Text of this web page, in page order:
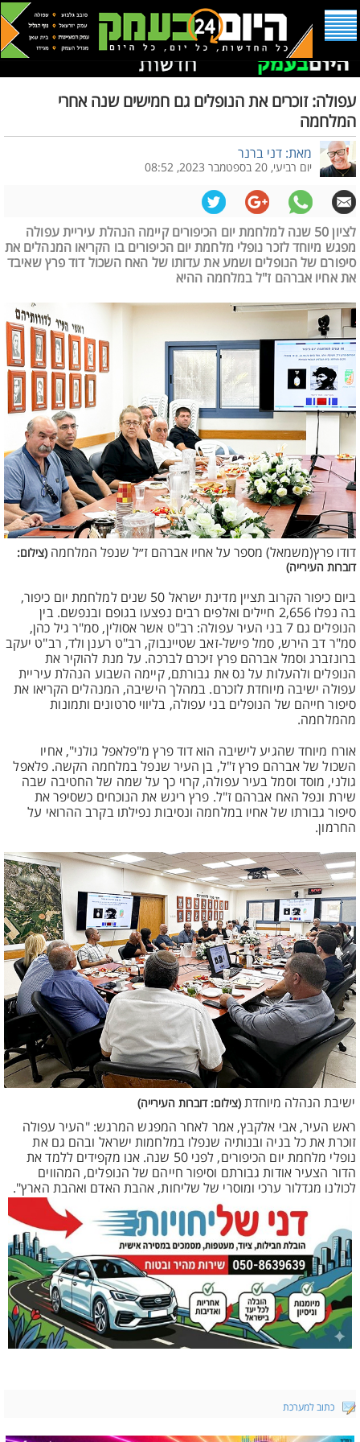
עפולה: זוכרים את הנופלים גם חמישים שנה אחרי
המלחמה
מאת: דני ברנר
יום רביעי, 20 בספטמבר 2023, 08:52
לציון 50 שנה למלחמת יום הכיפורים קיימה הנהלת עיריית עפולה
מפגש מיוחד לזכר נופלי מלחמת יום הכיפורים בו הקריאו המנהלים את
סיפורם של הנופלים ושמע את עדותו של האח השכול דוד פרץ שאיבד
את אחיו אברהם ז"ל במלחמה ההיא
דודו פרץ(משמאל) מספר על אחיו אברהם ז״ל שנפל המלחמה (צילום:
דוברות העירייה)
ביום כיפור הקרוב תציין מדינת ישראל 50 שנים למלחמת יום כיפור,
בה נפלו 2,656 חיילים ואלפים רבים נפצעו בגופם ובנפשם. בין
הנופלים גם 7 בני העיר עפולה: רב"ט אשר אסולין, סמ"ר גיל כהן,
סמ"ר דב הירש, סמל פישל-זאב שטיינבוק, רב"ט רענן ולד, רב"ט יעקב
ברונזברג וסמל אברהם פרץ זיכרם לברכה. על מנת להוקיר את
הנופלים ולהעלות על נס את גבורתם, קיימה השבוע הנהלת עיריית
עפולה ישיבה מיוחדת לזכרם. במהלך הישיבה, המנהלים הקריאו את
סיפור חייהם של הנופלים בני עפולה, בליווי סרטונים ותמונות
מהמלחמה.
אורח מיוחד שהגיע לישיבה הוא דוד פרץ מ"פלאפל גולני", אחיו
השכול של אברהם פרץ ז"ל, בן העיר שנפל במלחמה הקשה. פלאפל
גולני, מוסד וסמל בעיר עפולה, קרוי כך על שמה של החטיבה שבה
שירת ונפל האח אברהם ז"ל. פרץ ריגש את הנוכחים כשסיפר את
סיפור גבורתו של אחיו במלחמה ונסיבות נפילתו בקרב ההרואי על
החרמון.
ישיבת הנהלה מיוחדת (צילום: דוברות העירייה)
ראש העיר, אבי אלקבץ, אמר לאחר המפגש המרגש: "העיר עפולה
זוכרת את כל בניה ובנותיה שנפלו במלחמות ישראל ובהם גם את
נופלי מלחמת יום הכיפורים, לפני 50 שנה. אנו מקפידים ללמד את
הדור הצעיר אודות גבורתם וסיפור חייהם של הנופלים, המהווים
לכולנו מגדלור ערכי ומוסרי של שליחות, אהבת האדם ואהבת הארץ".
כתוב למערכת